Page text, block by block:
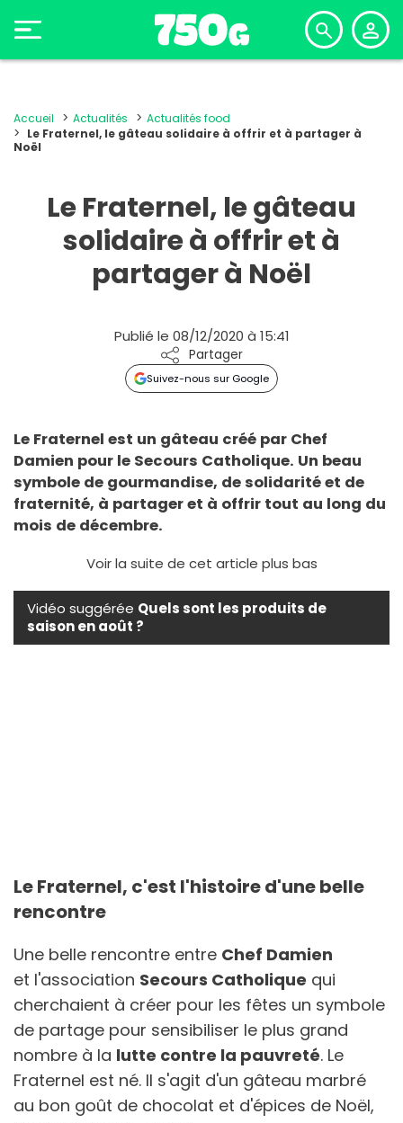
Accueil Actualités
Actualités food
Le Fraternel, le gâteau solidaire à offrir et à partager à
Noël
Le Fraternel, le gâteau
solidaire à offrir et à
partager à Noël
Publié le 08/12/2020 à 15:41
Partager
Suivez-nous sur Google
Le Fraternel est un gâteau créé par Chef
Damien pour le Secours Catholique. Un beau
symbole de gourmandise, de solidarité et de
fraternité, à partager et à offrir tout au long du
mois de décembre.
Voir la suite de cet article plus bas
Vidéo suggérée Quels sont les produits de
saison en août ?
Le Fraternel, c'est l'histoire d'une belle
rencontre
Une belle rencontre entre Chef Damien
et l'association Secours Catholique qui
cherchaient à créer pour les fêtes un symbole
de partage pour sensibiliser le plus grand
nombre à la lutte contre la pauvreté. Le
Fraternel est né. Il s'agit d'un gâteau marbré
au bon goût de chocolat et d'épices de Noël,